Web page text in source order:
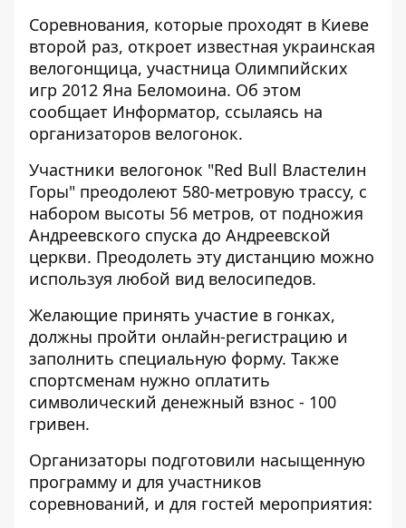
Соревнования, которые проходят в Киеве
второй раз, откроет известная украинская
велогонщица, участница Олимпийских
игр 2012 Яна Беломоина. Об этом
сообщает Информатор, ссылаясь на
организаторов велогонок.
Участники велогонок "Red Bull Властелин
Горы" преодолеют 580-метровую трассу, с
набором высоты 56 метров, от подножия
Андреевского спуска до Андреевской
церкви. Преодолеть эту дистанцию можно
используя любой вид велосипедов.
Желающие принять участие в гонках,
должны пройти онлайн-регистрацию и
заполнить специальную форму. Также
спортсменам нужно оплатить
символический денежный взнос - 100
гривен.
Организаторы подготовили насыщенную
программу и для участников
соревнований, и для гостей мероприятия: